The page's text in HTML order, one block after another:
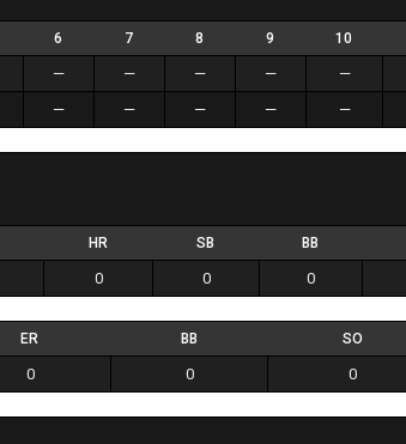
6 7 8 9 10
— — — — —
— — — — —
HR SB BB
0 0 0
ER BB SO
0 0 0